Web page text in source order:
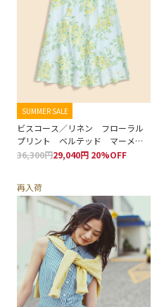
SUMMER SALE
ビスコース／リネン フローラル
プリント ベルテッド マーメイ
ドライン ミディスカート
36,300円29,040円 20%OFF
再入荷